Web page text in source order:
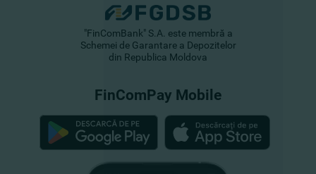
"FinComBank" S.A. este membră a
Schemei de Garantare a Depozitelor
din Republica Moldova
FinComPay Mobile